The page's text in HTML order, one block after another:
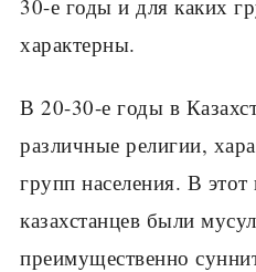
30-е годы и для каких
характерны.
В 20-30-е годы в
различные религии,
групп населения. В
казахстанцев были
преимущественно